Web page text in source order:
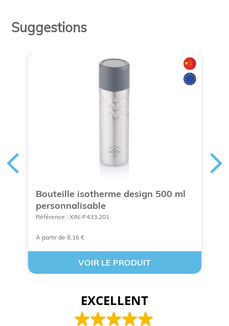
Suggestions
Bouteille isotherme design 500 ml
personnalisable
Référence : XIN-P433.201
À partir de 8,16 €
VOIR LE PRODUIT
EXCELLENT